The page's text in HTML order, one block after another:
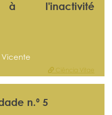
à l'inactivité
Vicente
Ciência Vitae
n.º 5